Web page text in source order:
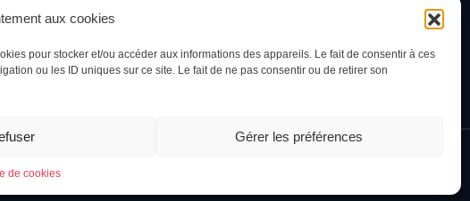
aux cookies
pour stocker et/ou accéder aux informations des appareils. Le fait de consentir à ces
ou les ID uniques sur ce site. Le fait de ne pas consentir ou de retirer son
Gérer les préférences
de cookies